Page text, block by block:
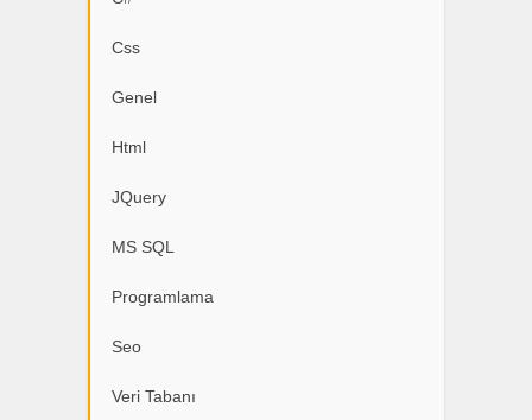
Css
Genel
Html
JQuery
MS SQL
Programlama
Seo
Veri Tabanı